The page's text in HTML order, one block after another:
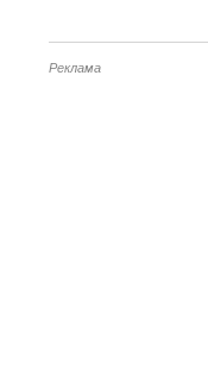
Реклама